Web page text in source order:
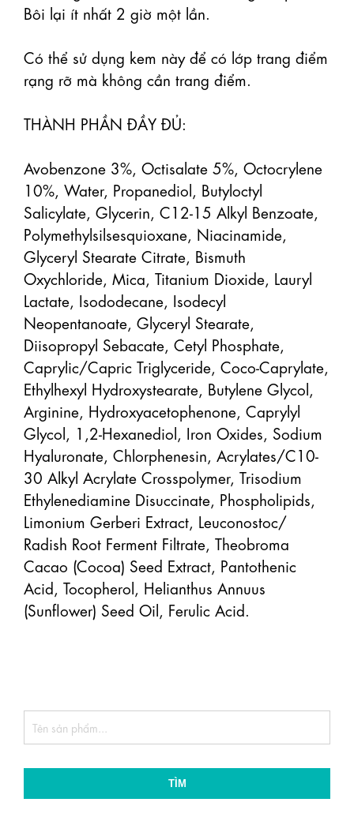
Bôi lại ít nhất 2 giờ một lần.
Có thể sử dụng kem này để có lớp trang điểm
rạng rỡ mà không cần trang điểm.
THÀNH PHẦN ĐẦY ĐỦ:
Avobenzone 3%, Octisalate 5%, Octocrylene
10%, Water, Propanediol, Butyloctyl
Salicylate, Glycerin, C12-15 Alkyl Benzoate,
Polymethylsilsesquioxane, Niacinamide,
Glyceryl Stearate Citrate, Bismuth
Oxychloride, Mica, Titanium Dioxide, Lauryl
Lactate, Isododecane, Isodecyl
Neopentanoate, Glyceryl Stearate,
Diisopropyl Sebacate, Cetyl Phosphate,
Caprylic/Capric Triglyceride, Coco-Caprylate,
Ethylhexyl Hydroxystearate, Butylene Glycol,
Arginine, Hydroxyacetophenone, Caprylyl
Glycol, 1,2-Hexanediol, Iron Oxides, Sodium
Hyaluronate, Chlorphenesin, Acrylates/C10-
30 Alkyl Acrylate Crosspolymer, Trisodium
Ethylenediamine Disuccinate, Phospholipids,
Limonium Gerberi Extract, Leuconostoc/
Radish Root Ferment Filtrate, Theobroma
Cacao (Cocoa) Seed Extract, Pantothenic
Acid, Tocopherol, Helianthus Annuus
(Sunflower) Seed Oil, Ferulic Acid.
TÌM